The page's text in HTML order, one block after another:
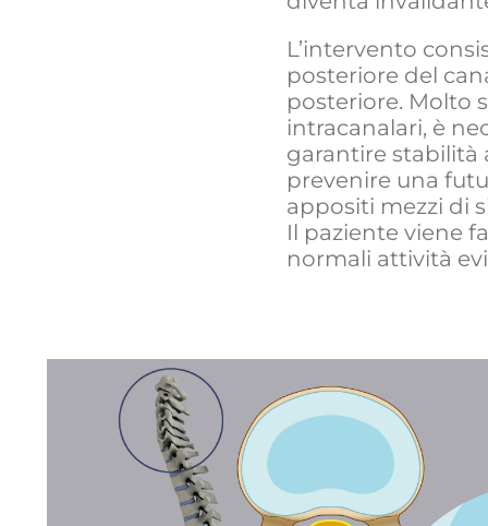
L’intervento
posteriore del
posteriore. Molto
intracanalari, è
garantire stabilità
prevenire una
appositi mezzi di
Il paziente viene
normali attività